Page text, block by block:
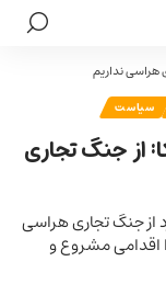
هراسی نداریم
سیاست
از جنگ تجاری
از جنگ تجاری هراسی
اقدامی مشروع و